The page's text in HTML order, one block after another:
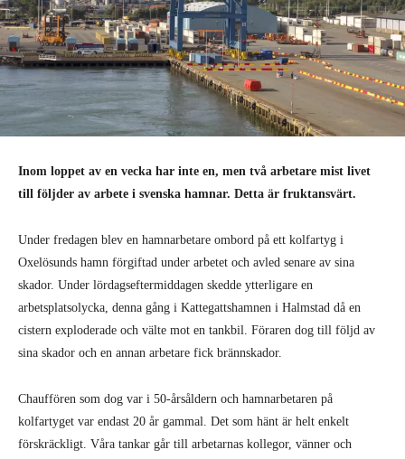
Inom loppet av en vecka har inte en, men två arbetare mist livet
till följder av arbete i svenska hamnar. Detta är fruktansvärt.
Under fredagen blev en hamnarbetare ombord på ett kolfartyg i
Oxelösunds hamn förgiftad under arbetet och avled senare av sina
skador. Under lördagseftermiddagen skedde ytterligare en
arbetsplatsolycka, denna gång i Kattegattshamnen i Halmstad då en
cistern exploderade och välte mot en tankbil. Föraren dog till följd av
sina skador och en annan arbetare fick brännskador.
Chauffören som dog var i 50-årsåldern och hamnarbetaren på
kolfartyget var endast 20 år gammal. Det som hänt är helt enkelt
förskräckligt. Våra tankar går till arbetarnas kollegor, vänner och